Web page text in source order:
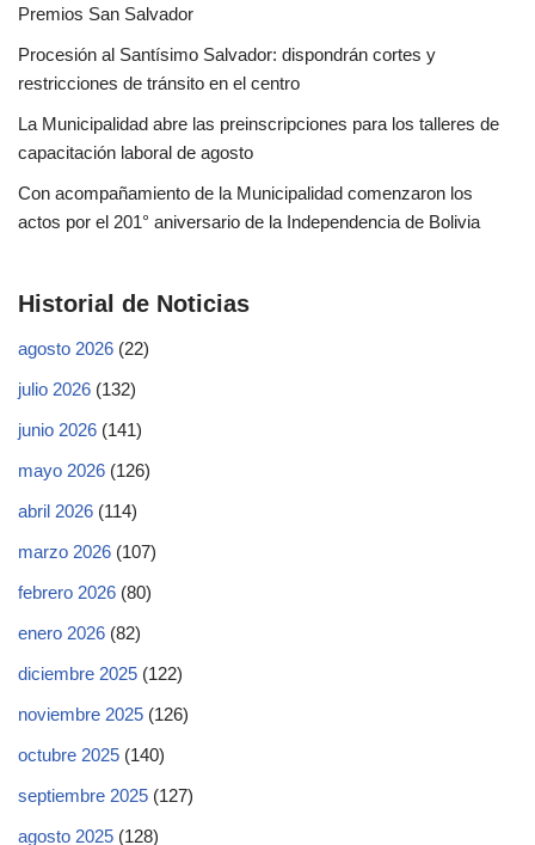
Premios San Salvador
Procesión al Santísimo Salvador: dispondrán cortes y
restricciones de tránsito en el centro
La Municipalidad abre las preinscripciones para los talleres de
capacitación laboral de agosto
Con acompañamiento de la Municipalidad comenzaron los
actos por el 201° aniversario de la Independencia de Bolivia
Historial de Noticias
agosto 2026 (22)
julio 2026 (132)
junio 2026 (141)
mayo 2026 (126)
abril 2026 (114)
marzo 2026 (107)
febrero 2026 (80)
enero 2026 (82)
diciembre 2025 (122)
noviembre 2025 (126)
octubre 2025 (140)
septiembre 2025 (127)
agosto 2025 (128)